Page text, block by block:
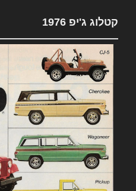
קטלוג ג'יפ 1976